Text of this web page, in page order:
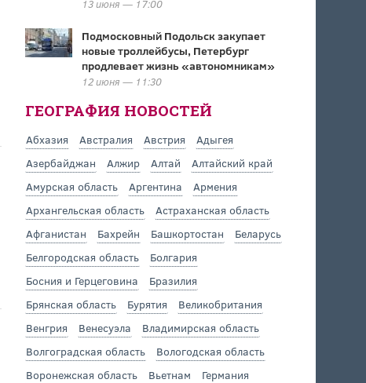
13 июня — 17:00
Подмосковный Подольск закупает
новые троллейбусы, Петербург
продлевает жизнь «автономникам»
12 июня — 11:30
ГЕОГРАФИЯ НОВОСТЕЙ
Абхазия Австралия Австрия
Адыгея
Азербайджан
Алжир Алтай
Алтайский край
Амурская область
Аргентина
Армения
Архангельская область
Астраханская область
Афганистан
Бахрейн Башкортостан
Беларусь
Белгородская область
Болгария
Босния и Герцеговина
Бразилия
Брянская область
Бурятия
Великобритания
Венгрия
Венесуэла
Владимирская область
Волгоградская область
Вологодская область
Воронежская область
Вьетнам
Германия